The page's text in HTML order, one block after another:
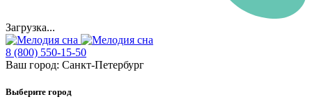
Загрузка...
8 (800) 550-15-50
Ваш город: Санкт-Петербург
Выберите город